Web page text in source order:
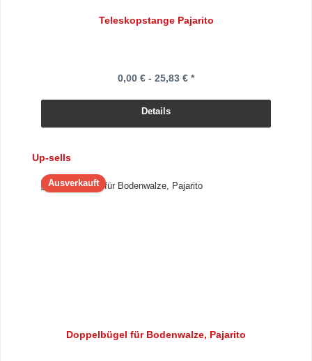
Teleskopstange Pajarito
0,00 € - 25,83 € *
Details
Produktgalerie überspringen
Up-sells
Ausverkauft
Doppelbügel für Bodenwalze, Pajarito